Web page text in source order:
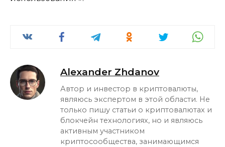
Alexander Zhdanov
Автор и инвестор в криптовалюты,
являюсь экспертом в этой области. Не
только пишу статьи о криптовалютах и
блокчейн технологиях, но и являюсь
активным участником
криптосообщества, занимающимся